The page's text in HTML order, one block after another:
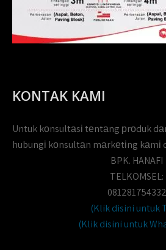
KONTAK KAMI
Untuk kоnsultаsі tеntаng рrоduk
hubungі kоnsultаn mаrkеtіng kаmі
BPK. HANAFI
TELKOMSEL:
081281754332
(Klik disini untuk
(Klik disini untuk